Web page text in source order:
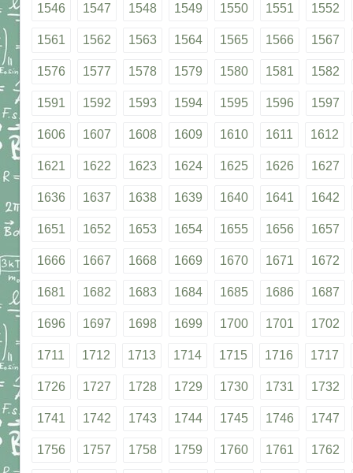
1546 1547 1548 1549 1550 1551 1552
1561 1562 1563 1564 1565 1566 1567
1576 1577 1578 1579 1580 1581 1582
1591 1592 1593 1594 1595 1596 1597
1606 1607 1608 1609 1610 1611 1612
1621 1622 1623 1624 1625 1626 1627
1636 1637 1638 1639 1640 1641 1642
1651 1652 1653 1654 1655 1656 1657
1666 1667 1668 1669 1670 1671 1672
1681 1682 1683 1684 1685 1686 1687
1696 1697 1698 1699 1700 1701 1702
1711 1712 1713 1714 1715 1716 1717
1726 1727 1728 1729 1730 1731 1732
1741 1742 1743 1744 1745 1746 1747
1756 1757 1758 1759 1760 1761 1762